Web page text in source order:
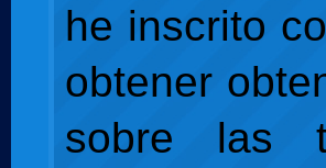
he inscrito
obtener
sobre las